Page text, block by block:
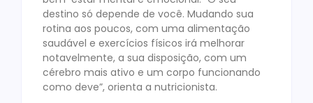
destino só depende de você. Mudando sua
rotina aos poucos, com uma alimentação
saudável e exercícios físicos irá melhorar
notavelmente, a sua disposição, com um
cérebro mais ativo e um corpo funcionando
como deve”, orienta a nutricionista.